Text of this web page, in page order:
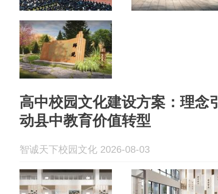
高中校园文化建设方案：理念
动县中教育价值转型
智诚天下校园文化 2026-08-03